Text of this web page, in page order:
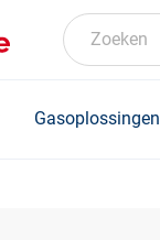
Zoeken
Gasoplossingen